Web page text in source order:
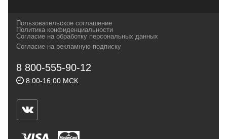
и взыскательных путешественников,
спортсменов и отдыхающих.
Геннадьевич
ИНН 590300057023 ОГРН 304590319000121
ул.Советская, 25, магазин Басег.
Тел./факс (342) 2101242
Пользовательское соглашение
Политика конфиденциальности
Согласие на обработку персональных данных
Согласие на рекламную подписку
8 800-555-90-12
8:00-16:00 МСК